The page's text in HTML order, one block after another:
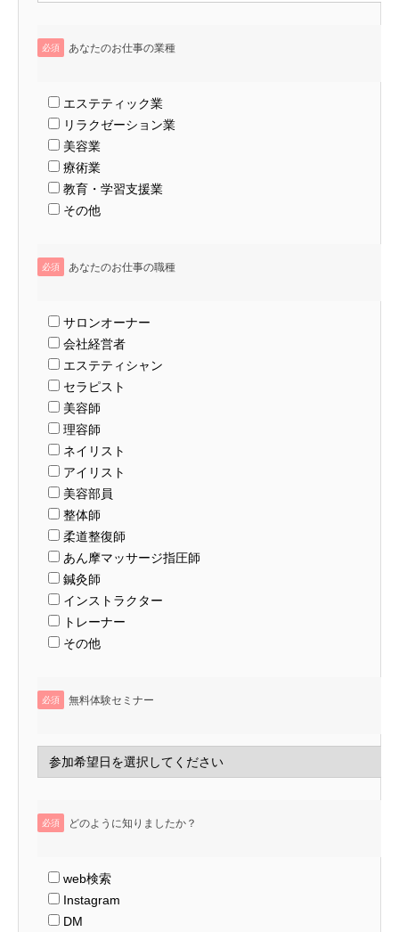
必須 あなたのお仕事の業種
エステティック業
リラクゼーション業
美容業
療術業
教育・学習支援業
その他
必須 あなたのお仕事の職種
サロンオーナー
会社経営者
エステティシャン
セラピスト
美容師
理容師
ネイリスト
アイリスト
美容部員
整体師
柔道整復師
あん摩マッサージ指圧師
鍼灸師
インストラクター
トレーナー
その他
必須 無料体験セミナー
必須 どのように知りましたか？
web検索
Instagram
DM